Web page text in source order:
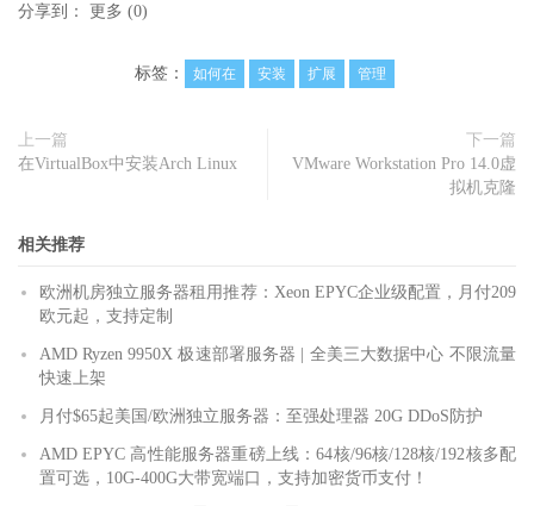
分享到： 更多 (0)
标签： 如何在 安装 扩展 管理
上一篇
在VirtualBox中安装Arch Linux
下一篇
VMware Workstation Pro 14.0虚
拟机克隆
相关推荐
欧洲机房独立服务器租用推荐：Xeon EPYC企业级配置，月付209
欧元起，支持定制
AMD Ryzen 9950X 极速部署服务器 | 全美三大数据中心 不限流量
快速上架
月付$65起美国/欧洲独立服务器：至强处理器 20G DDoS防护
AMD EPYC 高性能服务器重磅上线：64核/96核/128核/192核多配
置可选，10G-400G大带宽端口，支持加密货币支付！